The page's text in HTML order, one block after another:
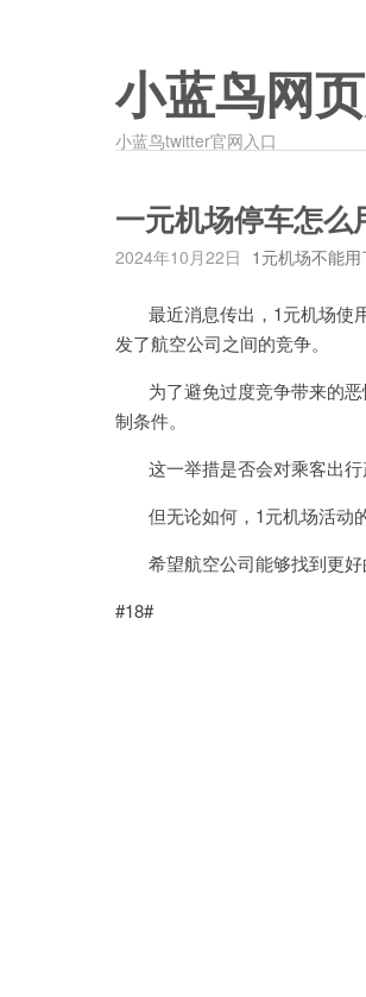
小蓝鸟网
小蓝鸟twitter官网入口
一元机场停车怎么
2024年10月22日 1元机场不能用
最近消息传出，1元机场使用
发了航空公司之间的竞争。
为了避免过度竞争带来的恶
制条件。
这一举措是否会对乘客出行
但无论如何，1元机场活动的
希望航空公司能够找到更好
#18#